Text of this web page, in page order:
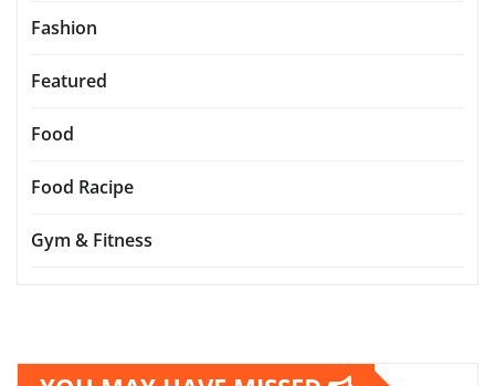
Fashion
Featured
Food
Food Racipe
Gym & Fitness